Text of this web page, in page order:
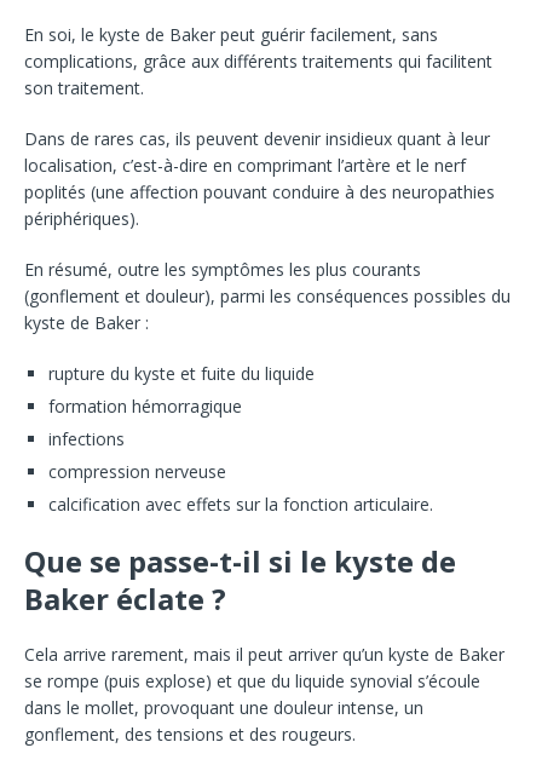
En soi, le kyste de Baker peut guérir facilement, sans
complications, grâce aux différents traitements qui facilitent
son traitement.
Dans de rares cas, ils peuvent devenir insidieux quant à leur
localisation, c’est-à-dire en comprimant l’artère et le nerf
poplités (une affection pouvant conduire à des neuropathies
périphériques).
En résumé, outre les symptômes les plus courants
(gonflement et douleur), parmi les conséquences possibles du
kyste de Baker :
rupture du kyste et fuite du liquide
formation hémorragique
infections
compression nerveuse
calcification avec effets sur la fonction articulaire.
Que se passe-t-il si le kyste de
Baker éclate ?
Cela arrive rarement, mais il peut arriver qu’un kyste de Baker
se rompe (puis explose) et que du liquide synovial s’écoule
dans le mollet, provoquant une douleur intense, un
gonflement, des tensions et des rougeurs.